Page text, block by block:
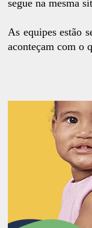
segue na mesma
As equipes estão
aconteçam com o